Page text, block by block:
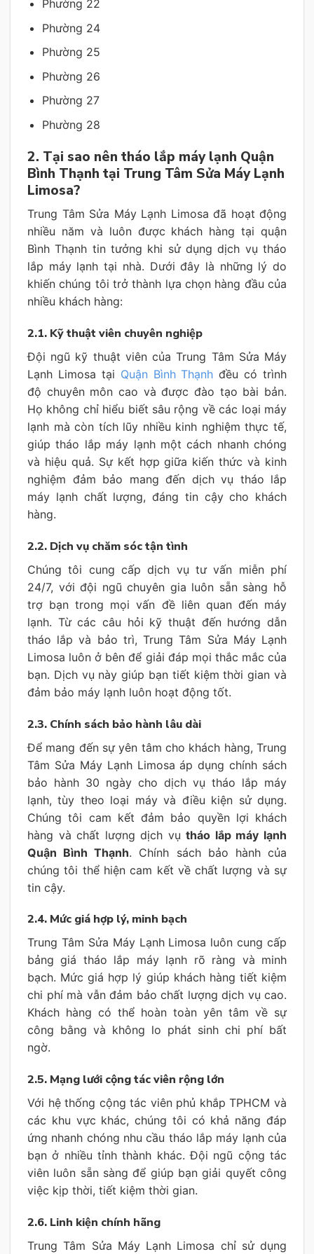
Phường 22
Phường 24
Phường 25
Phường 26
Phường 27
Phường 28
2. Tại sao nên tháo lắp máy lạnh Quận
Bình Thạnh tại Trung Tâm Sửa Máy Lạnh
Limosa?
Trung Tâm Sửa Máy Lạnh Limosa đã hoạt động
nhiều năm và luôn được khách hàng tại quận
Bình Thạnh tin tưởng khi sử dụng dịch vụ tháo
lắp máy lạnh tại nhà. Dưới đây là những lý do
khiến chúng tôi trở thành lựa chọn hàng đầu của
nhiều khách hàng:
2.1. Kỹ thuật viên chuyên nghiệp
Đội ngũ kỹ thuật viên của Trung Tâm Sửa Máy
Lạnh Limosa tại Quận Bình Thạnh đều có trình
độ chuyên môn cao và được đào tạo bài bản.
Họ không chỉ hiểu biết sâu rộng về các loại máy
lạnh mà còn tích lũy nhiều kinh nghiệm thực tế,
giúp tháo lắp máy lạnh một cách nhanh chóng
và hiệu quả. Sự kết hợp giữa kiến thức và kinh
nghiệm đảm bảo mang đến dịch vụ tháo lắp
máy lạnh chất lượng, đáng tin cậy cho khách
hàng.
2.2. Dịch vụ chăm sóc tận tình
Chúng tôi cung cấp dịch vụ tư vấn miễn phí
24/7, với đội ngũ chuyên gia luôn sẵn sàng hỗ
trợ bạn trong mọi vấn đề liên quan đến máy
lạnh. Từ các câu hỏi kỹ thuật đến hướng dẫn
tháo lắp và bảo trì, Trung Tâm Sửa Máy Lạnh
Limosa luôn ở bên để giải đáp mọi thắc mắc của
bạn. Dịch vụ này giúp bạn tiết kiệm thời gian và
đảm bảo máy lạnh luôn hoạt động tốt.
2.3. Chính sách bảo hành lâu dài
Để mang đến sự yên tâm cho khách hàng, Trung
Tâm Sửa Máy Lạnh Limosa áp dụng chính sách
bảo hành 30 ngày cho dịch vụ tháo lắp máy
lạnh, tùy theo loại máy và điều kiện sử dụng.
Chúng tôi cam kết đảm bảo quyền lợi khách
hàng và chất lượng dịch vụtháo lắp máy lạnh
Quận Bình Thạnh. Chính sách bảo hành của
chúng tôi thể hiện cam kết về chất lượng và sự
tin cậy.
2.4. Mức giá hợp lý, minh bạch
Trung Tâm Sửa Máy Lạnh Limosa luôn cung cấp
bảng giá tháo lắp máy lạnh rõ ràng và minh
bạch. Mức giá hợp lý giúp khách hàng tiết kiệm
chi phí mà vẫn đảm bảo chất lượng dịch vụ cao.
Khách hàng có thể hoàn toàn yên tâm về sự
công bằng và không lo phát sinh chi phí bất
ngờ.
2.5. Mạng lưới cộng tác viên rộng lớn
Với hệ thống cộng tác viên phủ khắp TPHCM và
các khu vực khác, chúng tôi có khả năng đáp
ứng nhanh chóng nhu cầu tháo lắp máy lạnh của
bạn ở nhiều tỉnh thành khác. Đội ngũ cộng tác
viên luôn sẵn sàng để giúp bạn giải quyết công
việc kịp thời, tiết kiệm thời gian.
2.6. Linh kiện chính hãng
Trung Tâm Sửa Máy Lạnh Limosa chỉ sử dụng